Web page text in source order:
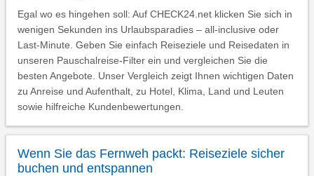
Egal wo es hingehen soll: Auf CHECK24.net klicken Sie sich in
wenigen Sekunden ins Urlaubsparadies – all-inclusive oder
Last-Minute. Geben Sie einfach Reiseziele und Reisedaten in
unseren Pauschalreise-Filter ein und vergleichen Sie die
besten Angebote. Unser Vergleich zeigt Ihnen wichtigen Daten
zu Anreise und Aufenthalt, zu Hotel, Klima, Land und Leuten
sowie hilfreiche Kundenbewertungen.
Wenn Sie das Fernweh packt: Reiseziele sicher
buchen und entspannen